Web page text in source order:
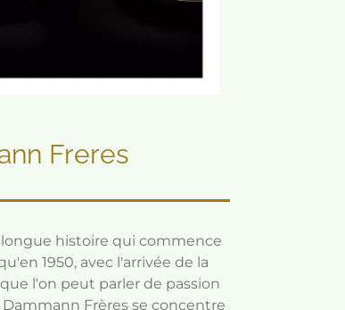
Freres
histoire qui commence
1950, avec l'arrivée de la
l'on peut parler de passion
Frères se concentre